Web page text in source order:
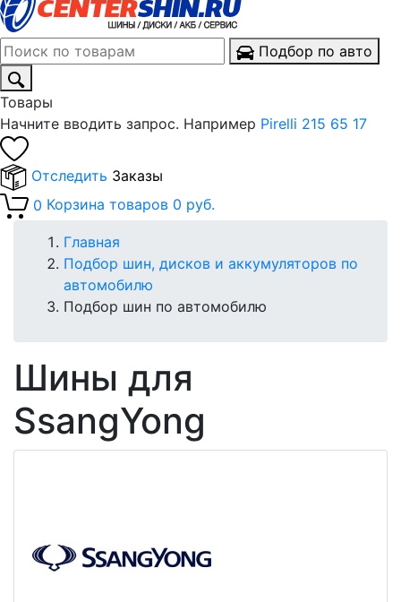
Подбор по авто
Товары
Начните вводить запрос. Например Pirelli 215 65 17
Отследить Заказы
0 Корзина товаров 0 руб.
Главная
Подбор шин, дисков и аккумуляторов по
автомобилю
Подбор шин по автомобилю
Шины для
SsangYong